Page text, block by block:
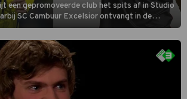
een gepromoveerde club het spits af in Studio
SC Cambuur Excelsior ontvangt in de
het nieuwe Eredivisieseizoen. De nieuwe
Plat en hij wil aanvallend voetballen.